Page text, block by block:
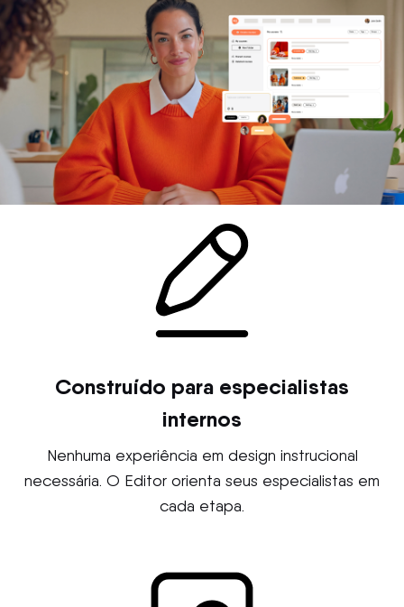
Construído para especialistas
internos
Nenhuma experiência em design instrucional
necessária. O Editor orienta seus especialistas em
cada etapa.